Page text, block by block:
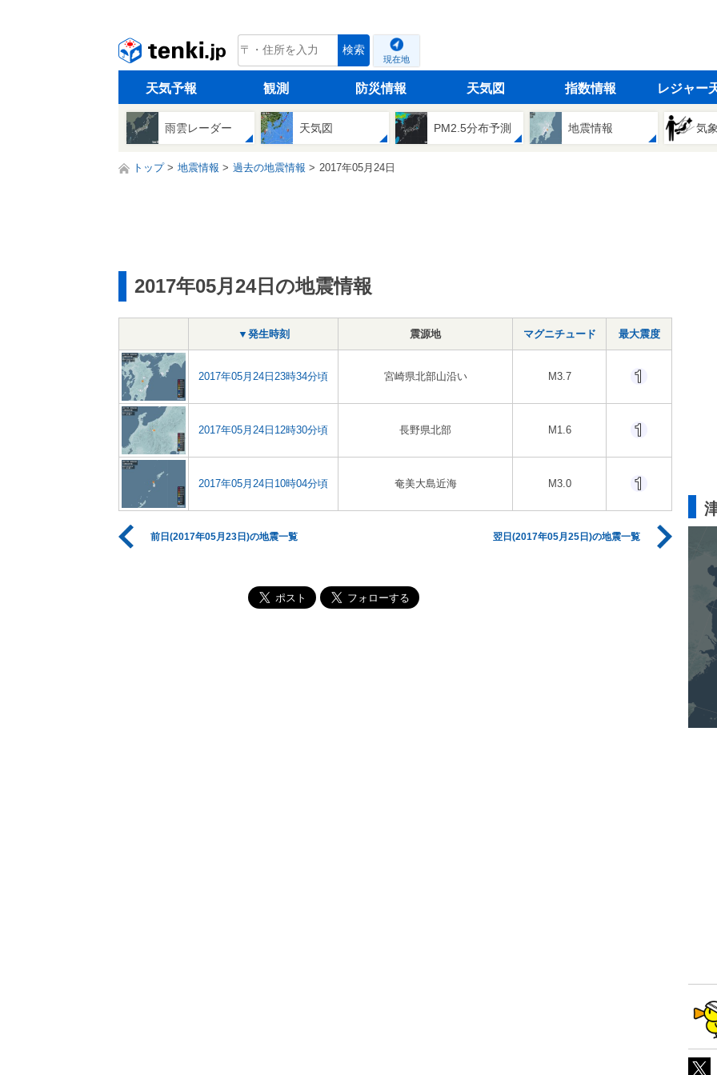
tenki.jp 検索
現在地
天気予報 観測 防災情報 天気図 指数情報 レジャー
雨雲レーダー 天気図 PM2.5分布予測 地震情報 気
トップ 地震情報 過去の地震情報 2017年05月24日
2017年05月24日の地震情報
▼発生時刻 震源地 マグニチュード 最大震度
2017年05月24日23時34分頃 宮崎県北部山沿い M3.7
2017年05月24日12時30分頃 長野県北部 M1.6
2017年05月24日10時04分頃 奄美大島近海 M3.0
前日(2017年05月23日)の地震一覧 翌日(2017年05月25日)の地震一覧